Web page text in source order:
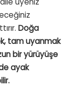
Doğa
tam uyanmak
bir yürüyüşe
ayak